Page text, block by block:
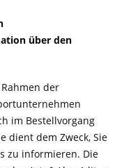
über den
der
im Bestellvorgang
dient dem Zweck, Sie
zu informieren. Die